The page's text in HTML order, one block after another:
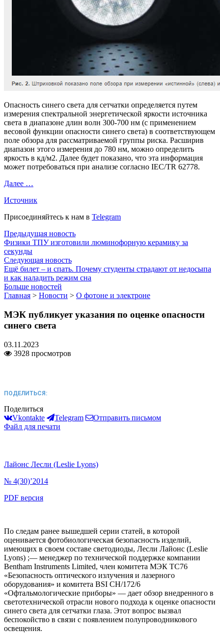
Опасность синего света для сетчатки определяется путем
измерения спектральной энергетической яркости источника
света в диапазоне длин волн 300-700 нм (с применением
весовой функции опасности синего света) в соответствующем
поле обзора для рассматриваемой группы риска. Расширив
диапазон этого измерения до 780 нм, можно определить
яркость в кд/м2. Далее будет показано, что эта информация
может потребоваться при анализе согласно IEC/TR 62778.
Далее …
Источник
Присоединяйтесь к нам в Telegram
Предыдущая новость
Физики ТПУ изготовили люминофорную керамику за
секунды
Следующая новость
Ещё билет – и спать. Почему студенты страдают от недосыпа
и как наладить режим сна
Больше новостей
Главная > Новости > О фотоне и электроне
МЭК публикует указания по оценке опасности
синего света
03.11.2023
3928 просмотров
ПОДЕЛИТЬСЯ:
Поделиться
Vkontakte
Telegram
Отправить письмом
Файл для печати
Лайонс Лесли (Leslie Lyons)
№ 4(30)’2014
PDF версия
По следам ранее вышедшей серии статей, в которой
оценивается фотобиологическая безопасность изделий,
имеющих в своем составе светодиоды, Лесли Лайонс (Leslie
Lyons) ;— менеджер по технической поддержке компании
Bentham Instruments Limited, член комитета МЭК TC76
«Безопасность оптического излучения и лазерного
оборудования» и комитета BSI CH/172/6
«Офтальмологические приборы» — дает обзор внедренного в
светотехнической отрасли нового подхода к оценке опасности
синего света для сетчатки глаза. Этот вопрос вызвал
беспокойство в связи с появлением полупроводникового
освещения.